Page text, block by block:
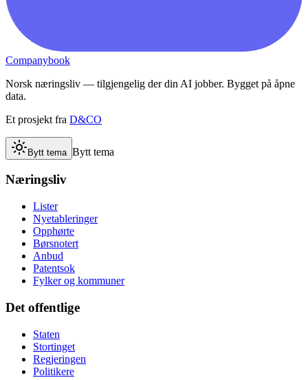
Companybook
Norsk næringsliv — tilgjengelig der din AI jobber. Bygget på åpne
data.
Et prosjekt fra D&CO
Bytt tema Bytt tema
Næringsliv
Lister
Nyetableringer
Opphørte
Børsnotert
Anbud
Patentsok
Fylker og kommuner
Det offentlige
Staten
Stortinget
Regjeringen
Politikere